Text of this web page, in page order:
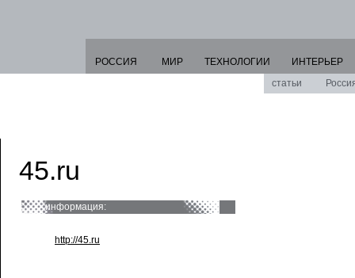
РОССИЯ МИР ТЕХНОЛОГИИ
ИНТЕРЬЕР
статьи
45.ru
информация:
http://45.ru